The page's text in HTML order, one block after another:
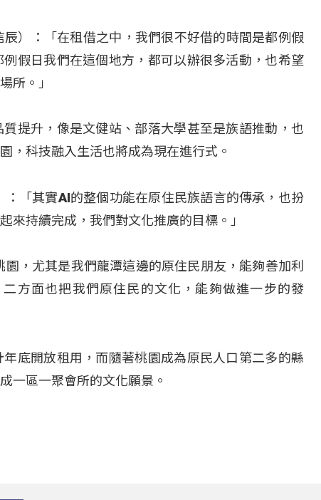
）：「在租借之中，我們很不好借的時間是都例假
假日我們在這個地方，都可以辦很多活動，也希望
所。」
提升，像是文健站、部落大學甚至是族語推動，也
，科技融入生活也將成為現在進行式。
「其實AI的整個功能在原住民族語言的傳承，也扮
來持續完成，我們對文化推廣的目標。」
，尤其是我們龍潭這邊的原住民朋友，能夠善加利
方面也把我們原住民的文化，能夠做進一步的發
底開放租用，而隨著桃園成為原民人口第二多的縣
一區一聚會所的文化願景。